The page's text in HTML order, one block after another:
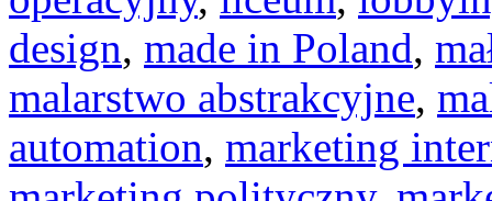
design, made in Poland,
malarstwo abstrakcyjne,
automation, marketing